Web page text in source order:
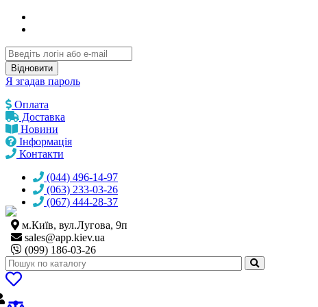
Відновити
Я згадав пароль
Оплата
Доставка
Новини
Інформація
Контакти
(044) 496-14-97
(063) 233-03-26
(067) 444-28-37
м.Київ, вул.Лугова, 9п
sales@app.kiev.ua
(099) 186-03-26